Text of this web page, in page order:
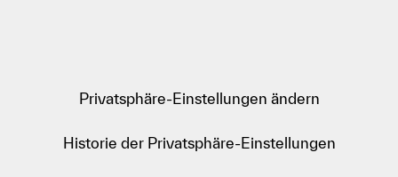
Privatsphäre-Einstellungen ändern
Historie der Privatsphäre-Einstellungen